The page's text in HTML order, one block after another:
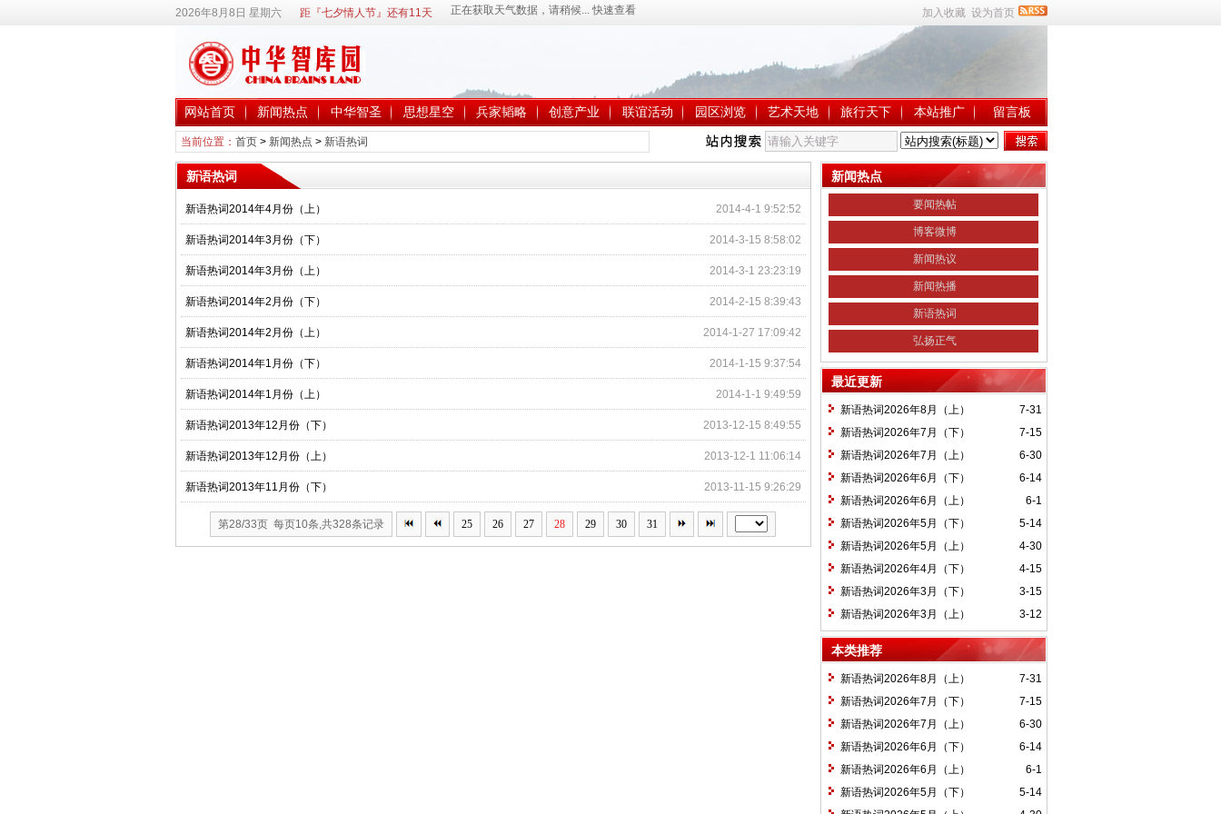
2026年8月8日 星期六 距『七夕情人节』还有11天 加入收藏 设为首页
网站首页 新闻热点 中华智圣 思想星空 兵家韬略 创意产业 联谊活动 园区浏览 艺术天地 旅行天下 本站推广 留言板
当前位置： 首页> 新闻热点 > 新语热词
新语热词
2014-4-1 9:52:52
新语热词2014年4月份（上）
2014-3-15 8:58:02
新语热词2014年3月份（下）
2014-3-1 23:23:19
新语热词2014年3月份（上）
2014-2-15 8:39:43
新语热词2014年2月份（下）
2014-1-27 17:09:42
新语热词2014年2月份（上）
2014-1-15 9:37:54
新语热词2014年1月份（下）
2014-1-1 9:49:59
新语热词2014年1月份（上）
2013-12-15 8:49:55
新语热词2013年12月份（下）
2013-12-1 11:06:14
新语热词2013年12月份（上）
2013-11-15 9:26:29
新语热词2013年11月份（下）
第28/33页 每页10条,共328条记录 25 26 27 28 29 30 31
新闻热点
要闻热帖
博客微博
新闻热议
新闻热播
新语热词
弘扬正气
最近更新
7-31
新语热词2026年8月（上）
7-15
新语热词2026年7月（下）
6-30
新语热词2026年7月（上）
6-14
新语热词2026年6月（下）
6-1
新语热词2026年6月（上）
5-14
新语热词2026年5月（下）
4-30
新语热词2026年5月（上）
4-15
新语热词2026年4月（下）
3-15
新语热词2026年3月（下）
3-12
新语热词2026年3月（上）
本类推荐
7-31
新语热词2026年8月（上）
7-15
新语热词2026年7月（下）
6-30
新语热词2026年7月（上）
6-14
新语热词2026年6月（下）
6-1
新语热词2026年6月（上）
5-14
新语热词2026年5月（下）